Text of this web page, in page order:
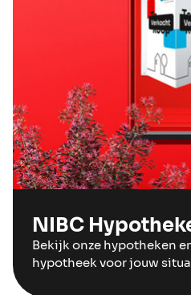
NIBC
Bekijk onze hypotheken
hypotheek voor jouw